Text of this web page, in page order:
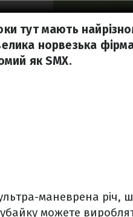
тут мають
норвезька
як SMX.
маневрена річ,
можете